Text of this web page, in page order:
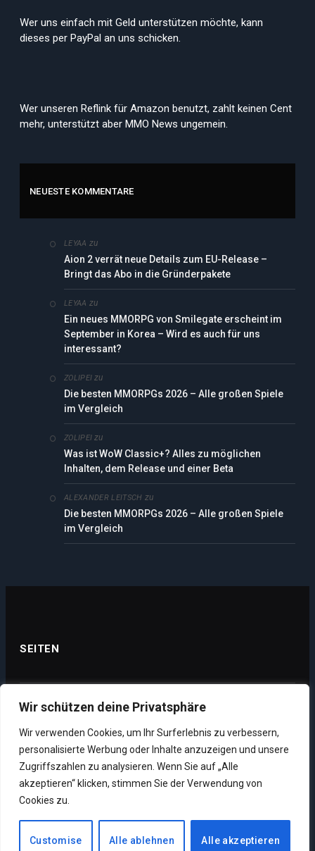
Wir schützen deine Privatsphäre
Wir verwenden Cookies, um Ihr Surferlebnis zu verbessern,
personalisierte Werbung oder Inhalte anzuzeigen und unsere
Zugriffszahlen zu analysieren. Wenn Sie auf „Alle
akzeptieren“ klicken, stimmen Sie der Verwendung von
Cookies zu.
Customise Alle ablehnen Alle akzeptieren
Wer uns einfach mit Geld unterstützen möchte, kann
dieses per PayPal an uns schicken.
Wer unseren Reflink für Amazon benutzt, zahlt keinen Cent
mehr, unterstützt aber MMO News ungemein.
NEUESTE KOMMENTARE
LEYAA zu
Aion 2 verrät neue Details zum EU-Release –
Bringt das Abo in die Gründerpakete
LEYAA zu
Ein neues MMORPG von Smilegate erscheint im
September in Korea – Wird es auch für uns
interessant?
ZOLIPEI zu
Die besten MMORPGs 2026 – Alle großen Spiele
im Vergleich
ZOLIPEI zu
Was ist WoW Classic+? Alles zu möglichen
Inhalten, dem Release und einer Beta
ALEXANDER LEITSCH zu
Die besten MMORPGs 2026 – Alle großen Spiele
im Vergleich
SEITEN
Datenschutz
Impressum
Über uns
Unsere Supporter